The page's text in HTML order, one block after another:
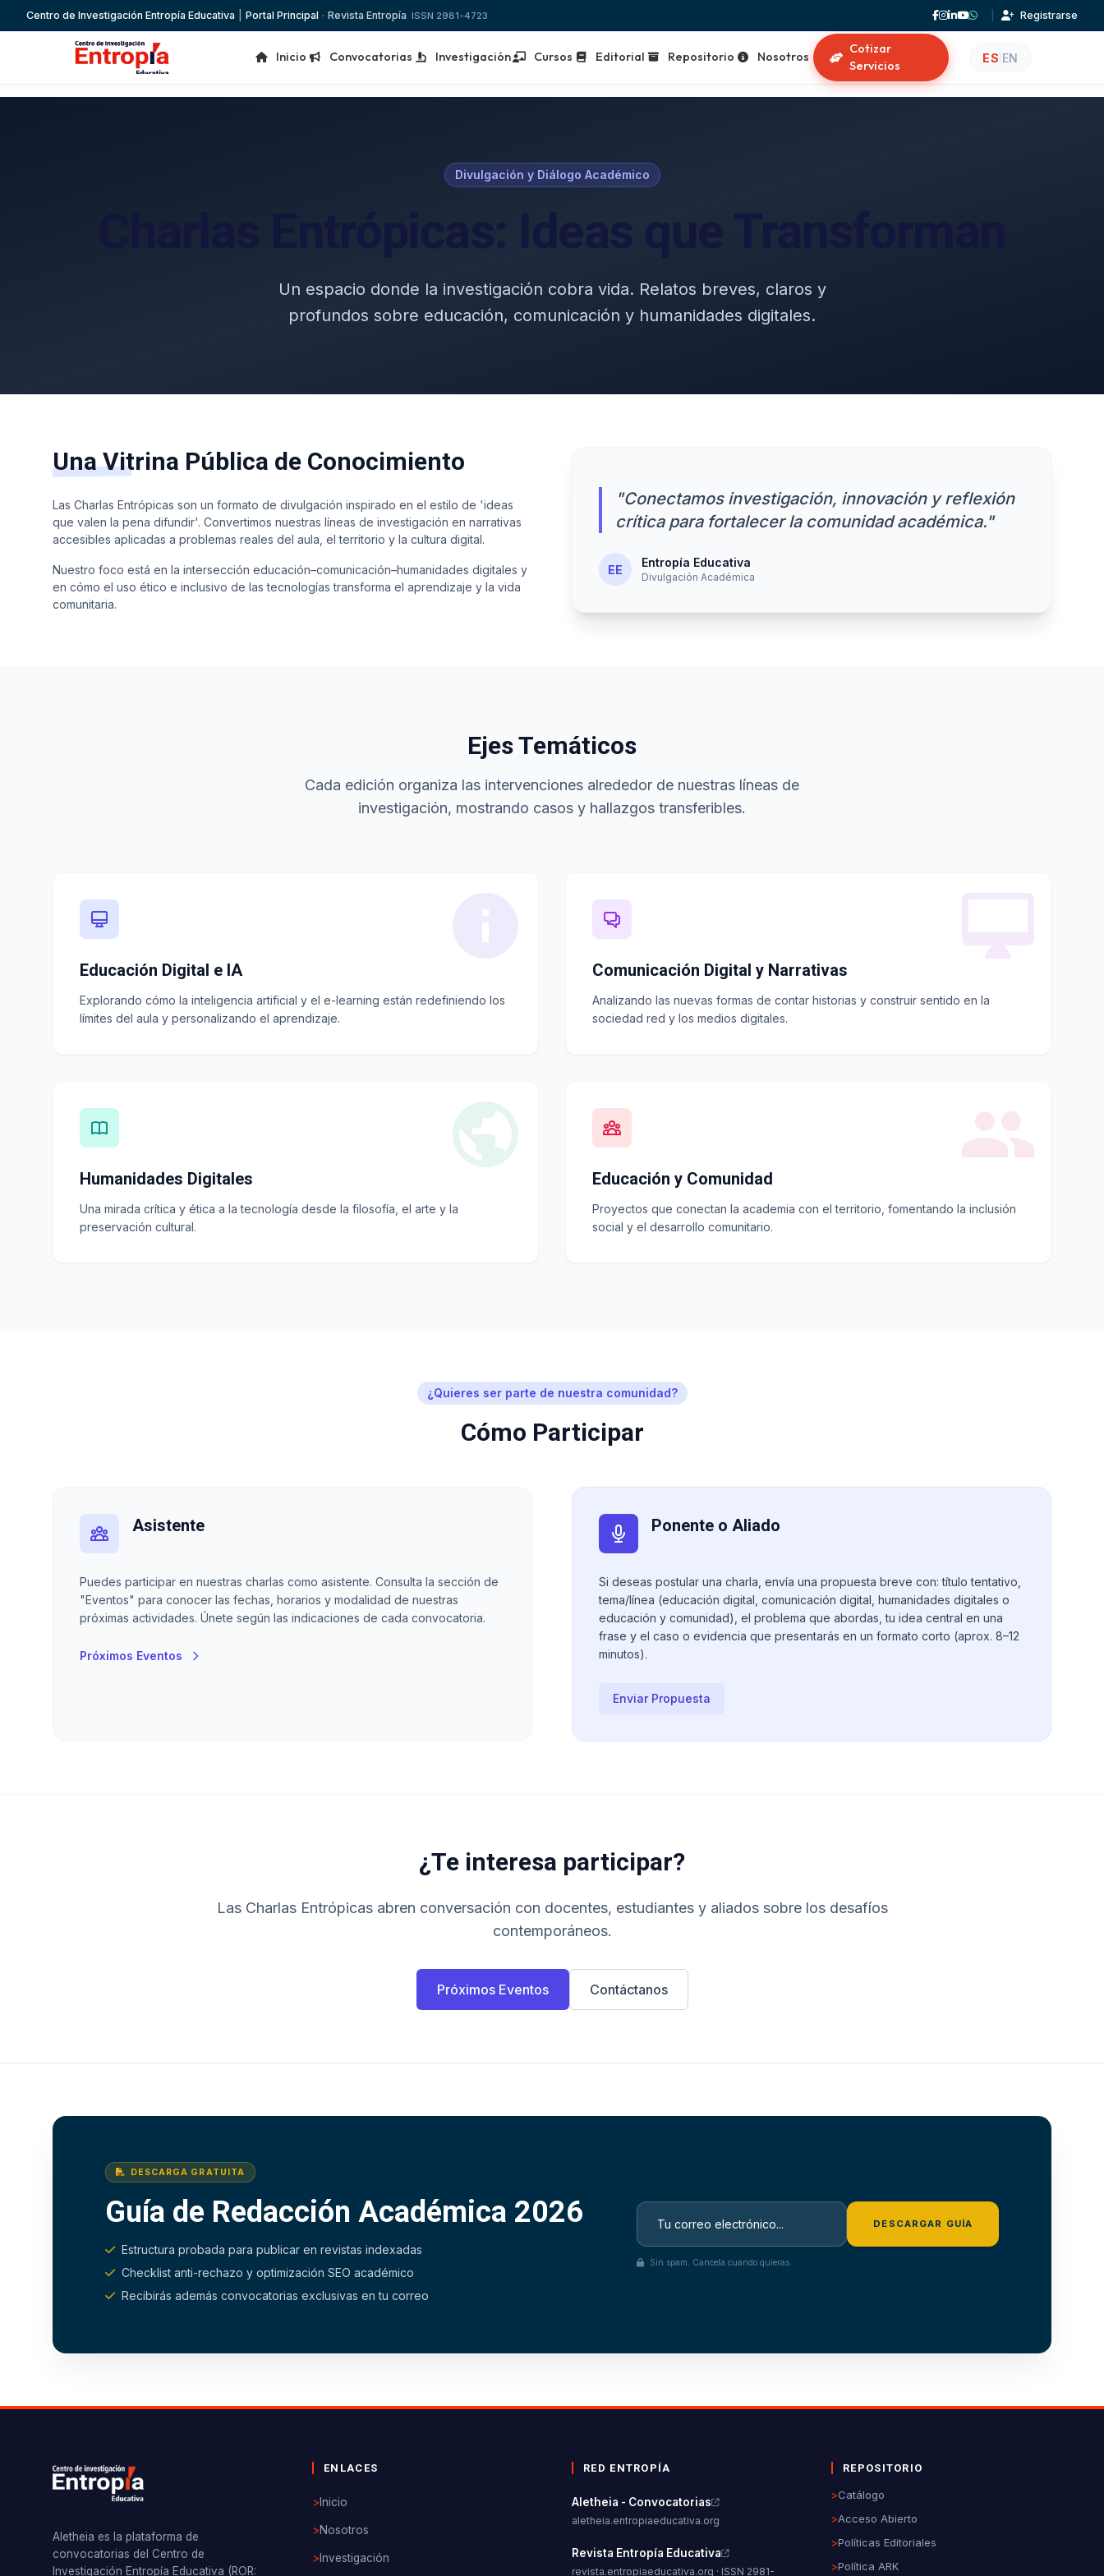
Centro de Investigación Entropía Educativa Portal Principal · Revista Entropía ISSN 2981-4723 Registrarse
Inicio Convocatorias Investigación Cursos Editorial Repositorio Nosotros
Cotizar
Servicios
ES EN
Divulgación y Diálogo Académico
Un espacio donde la investigación cobra vida. Relatos breves, claros y
profundos sobre educación, comunicación y humanidades digitales.
Una Vitrina Pública de Conocimiento
Las Charlas Entrópicas son un formato de divulgación inspirado en el estilo de 'ideas
que valen la pena difundir'. Convertimos nuestras líneas de investigación en narrativas
accesibles aplicadas a problemas reales del aula, el territorio y la cultura digital.
Nuestro foco está en la intersección educación–comunicación–humanidades digitales y
en cómo el uso ético e inclusivo de las tecnologías transforma el aprendizaje y la vida
comunitaria.
"Conectamos investigación, innovación y reflexión
crítica para fortalecer la comunidad académica."
EE Entropía Educativa
Divulgación Académica
Ejes Temáticos
Cada edición organiza las intervenciones alrededor de nuestras líneas de
investigación, mostrando casos y hallazgos transferibles.
Educación Digital e IA
Explorando cómo la inteligencia artificial y el e-learning están redefiniendo los
límites del aula y personalizando el aprendizaje.
Comunicación Digital y Narrativas
Analizando las nuevas formas de contar historias y construir sentido en la
sociedad red y los medios digitales.
Humanidades Digitales
Una mirada crítica y ética a la tecnología desde la filosofía, el arte y la
preservación cultural.
Educación y Comunidad
Proyectos que conectan la academia con el territorio, fomentando la inclusión
social y el desarrollo comunitario.
¿Quieres ser parte de nuestra comunidad?
Cómo Participar
Asistente
Puedes participar en nuestras charlas como asistente. Consulta la sección de
"Eventos" para conocer las fechas, horarios y modalidad de nuestras
próximas actividades. Únete según las indicaciones de cada convocatoria.
Próximos Eventos
Ponente o Aliado
Si deseas postular una charla, envía una propuesta breve con: título tentativo,
tema/línea (educación digital, comunicación digital, humanidades digitales o
educación y comunidad), el problema que abordas, tu idea central en una
frase y el caso o evidencia que presentarás en un formato corto (aprox. 8–12
minutos).
Enviar Propuesta
¿Te interesa participar?
Las Charlas Entrópicas abren conversación con docentes, estudiantes y aliados sobre los desafíos
contemporáneos.
Próximos Eventos Contáctanos
DESCARGA GRATUITA
Guía de Redacción Académica 2026
Estructura probada para publicar en revistas indexadas
Checklist anti-rechazo y optimización SEO académico
Recibirás además convocatorias exclusivas en tu correo
DESCARGAR GUÍA
Sin spam. Cancela cuando quieras.
Aletheia es la plataforma de
convocatorias del Centro de
Investigación Entropía Educativa (ROR:
ENLACES
> Inicio
>Nosotros
> Investigación
RED ENTROPÍA
Aletheia - Convocatorias
aletheia.entropiaeducativa.org
Revista Entropía Educativa
revista.entropiaeducativa.org · ISSN 2981-
REPOSITORIO
>Catálogo
>Acceso Abierto
>Políticas Editoriales
>Política ARK